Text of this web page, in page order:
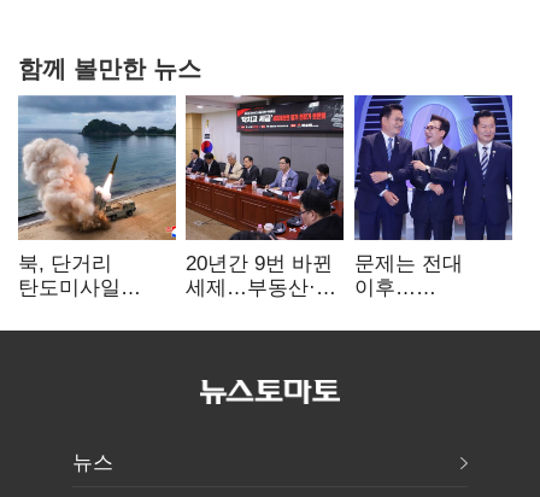
함께 볼만한 뉴스
북, 단거리
탄도미사일
"즉각 중단 촉구"
20년간 9번 바뀐
세제…부동산·
건드렸다
문제는 전대
이후…
뒤집힐 땐
뉴스